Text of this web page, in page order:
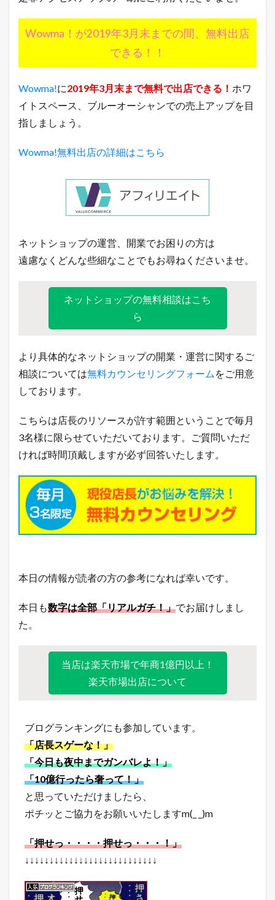
Wowma！が2019年3月末までの間、無料出店
できる！！
Wowma!に2019年3月末まで無料で出店できる！ ホワ
イトスペース、ブルーオーシャンでの売上アップを目
指しましょう。
Wowma!無料出店の詳細はこちら
ネットショップの運営、開業でお困りの方は
遠慮なくどんな些細なことでもお尋ねくださいませ。
ネットショップの無料相談はこち
ら
より具体的なネットショップの開業・運営に関するご
相談については無料カウンセリングフォーム をご用意
しております。
こちらは店長のリソースが許す範囲ということで毎月
3名様に限らせていただいております。ご質問いただ
ければ時間頂戴しますが必ず回答いたします。
本日の情報が読者の方の参考になれば幸いです。
本日も数字は全部「リアルガチ！」でお届けしまし
た。
当店は楽天市場で年商1億円以上！
楽天市場出店について
ブログランキングにも参加しています。
「店長スゲーな！」
「今日も夜中までガンバレよ！」
「10億行ったら奢って！」
と思っていただけましたら、
ポチッとご協力をお願いいたしますm(_ _)m
「押せっ・・・・押せっ・・・！」
↓↓↓↓↓↓↓↓↓↓↓↓↓↓↓↓↓↓↓↓↓↓↓↓↓↓↓